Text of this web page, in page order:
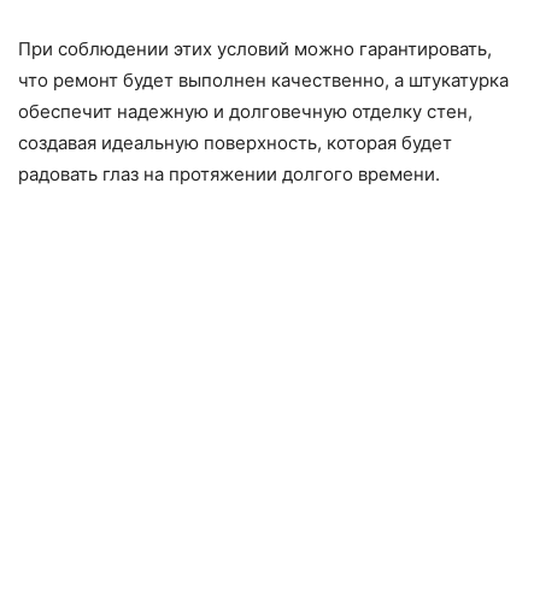
При соблюдении этих условий можно гарантировать,
что ремонт будет выполнен качественно, а штукатурка
обеспечит надежную и долговечную отделку стен,
создавая идеальную поверхность, которая будет
радовать глаз на протяжении долгого времени.